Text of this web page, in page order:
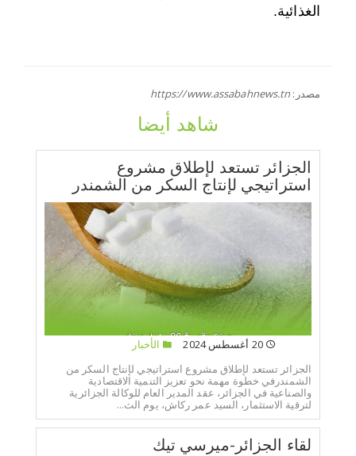
الغذائية.
مصدر: https://www.assabahnews.tn
شاهد أيضا
الجزائر تستعد لإطلاق مشروع
استراتيجي لإنتاج السكر من الشمندر
20 أغسطس 2024
الأخبار
الجزائر تستعد لإطلاق مشروع استراتيجي لإنتاج السكر من
الشمندرفي خطوة مهمة نحو تعزيز التنمية الاقتصادية
والصناعية في الجزائر، عقد المدير العام للوكالة الجزائرية
لترقية الاستثمار، السيد عمر ركاش، يوم الث...
لقاء الجزائر-ميرسي تيك